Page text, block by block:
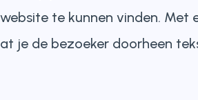
te kunnen vinden. Met
je de bezoeker doorheen